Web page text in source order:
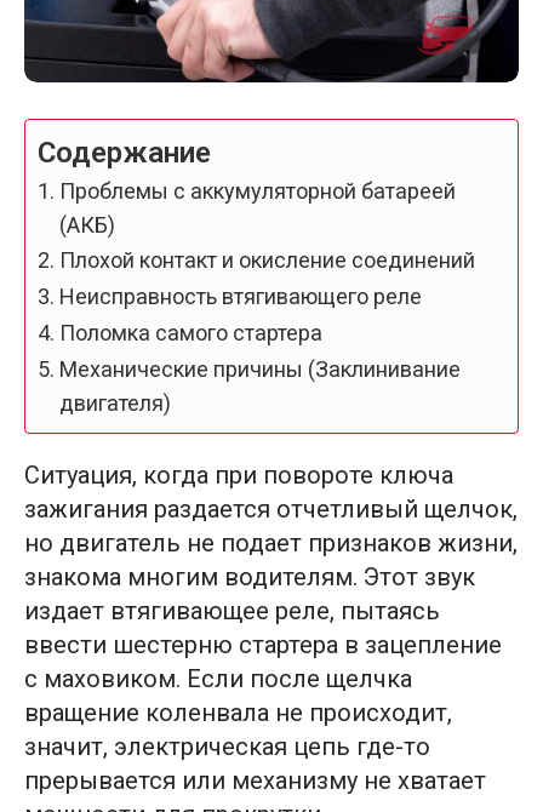
Содержание
Проблемы с аккумуляторной батареей
(АКБ)
Плохой контакт и окисление соединений
Неисправность втягивающего реле
Поломка самого стартера
Механические причины (Заклинивание
двигателя)
Ситуация, когда при повороте ключа
зажигания раздается отчетливый щелчок,
но двигатель не подает признаков жизни,
знакома многим водителям. Этот звук
издает втягивающее реле, пытаясь
ввести шестерню стартера в зацепление
с маховиком. Если после щелчка
вращение коленвала не происходит,
значит, электрическая цепь где-то
прерывается или механизму не хватает